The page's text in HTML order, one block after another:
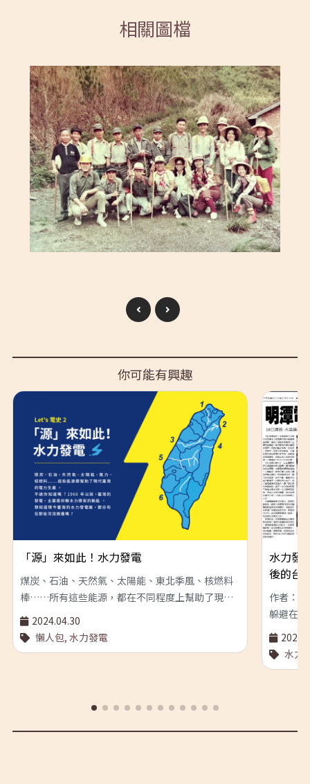
相關圖檔
你可能有興趣
「源」來如此！水力發電
煤炭、石油、天然氣、太陽能、東北季風、核燃料
棒……所有這些能源，都在不同程度上幫助了現代
臺灣的電力生產。不過你知道嗎？早期臺灣的發
電，主要仰賴的是水力帶來的動能。時至今日，臺
灣主要的水力發電廠，都分布在哪些河流周遭呢？
2024.04.30
懶人包, 水力發電
水力發
後的台
作者：
躲避在
能造成
對各種
台電人
話打給
水力